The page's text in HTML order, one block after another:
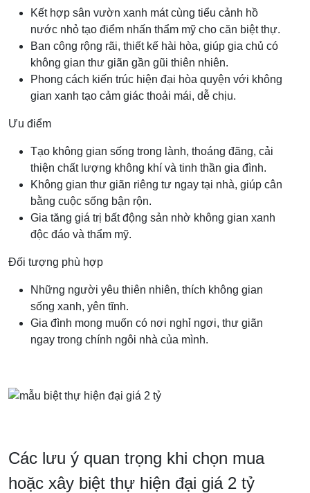
Kết hợp sân vườn xanh mát cùng tiểu cảnh hồ
nước nhỏ tạo điểm nhấn thẩm mỹ cho căn biệt thự.
Ban công rộng rãi, thiết kế hài hòa, giúp gia chủ có
không gian thư giãn gần gũi thiên nhiên.
Phong cách kiến trúc hiện đại hòa quyện với không
gian xanh tạo cảm giác thoải mái, dễ chịu.
Ưu điểm
Tạo không gian sống trong lành, thoáng đãng, cải
thiện chất lượng không khí và tinh thần gia đình.
Không gian thư giãn riêng tư ngay tại nhà, giúp cân
bằng cuộc sống bận rộn.
Gia tăng giá trị bất động sản nhờ không gian xanh
độc đáo và thẩm mỹ.
Đối tượng phù hợp
Những người yêu thiên nhiên, thích không gian
sống xanh, yên tĩnh.
Gia đình mong muốn có nơi nghỉ ngơi, thư giãn
ngay trong chính ngôi nhà của mình.
Các lưu ý quan trọng khi chọn mua
hoặc xây biệt thự hiện đại giá 2 tỷ